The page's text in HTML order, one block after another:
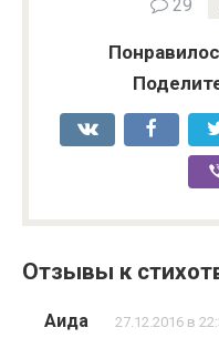
29
Отзывы к
Аида 27.12.2016 в